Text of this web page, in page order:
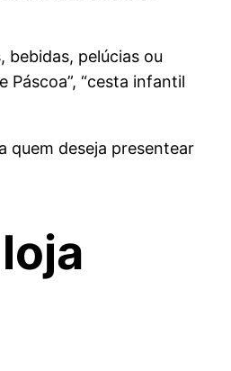
pelúcias ou
“cesta infantil
quem deseja presentear